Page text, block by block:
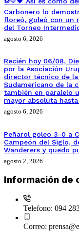
Carbonero lo
floreó, goleó con un
del Torneo
agosto 6, 2026
Recién hoy 06/08,
por la Asociación
director técnico de
Sudamericano de la
también en paralelo
mayor absoluta
agosto 6, 2026
Peñarol goleo 3-0 a
Campeón del Siglo,
Wanderers y quedo
agosto 2, 2026
Información de
Telefono: 094
Correo: